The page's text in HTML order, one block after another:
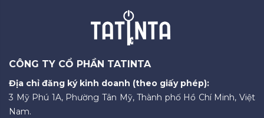
CÔNG TY CỔ PHẦN TATINTA
Địa chỉ đăng ký kinh doanh (theo giấy phép):
3 Mỹ Phú 1A, Phường Tân Mỹ, Thành phố Hồ Chí Minh, Việt
Nam.